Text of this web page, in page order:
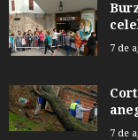
7 de
7 de